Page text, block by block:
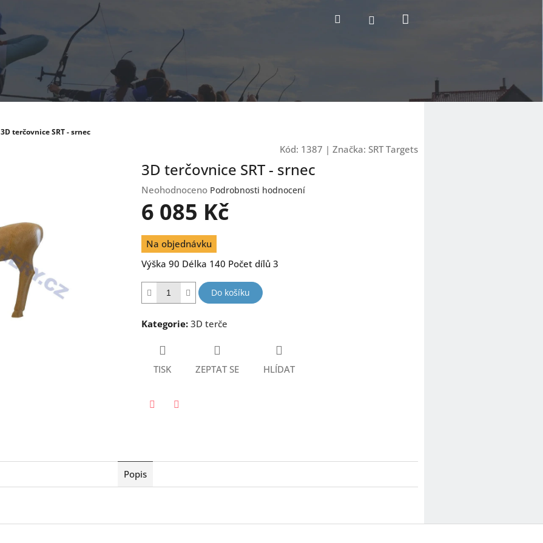
Hledat Přihlášení
3D terčovnice SRT - srnec
Kód: 1387 | Značka: SRT Targets
3D terčovnice SRT - srnec
Průměrné
hodnocení
produktu
0,0
z
5
Neohodnoceno Podrobnosti hodnocení
6 085 Kč
Měrná
cena:
Na objednávku
Výška 90 Délka 140 Počet dílů 3
Do košíku
Kategorie: 3D terče
TISK ZEPTAT SE HLÍDAT
Popis